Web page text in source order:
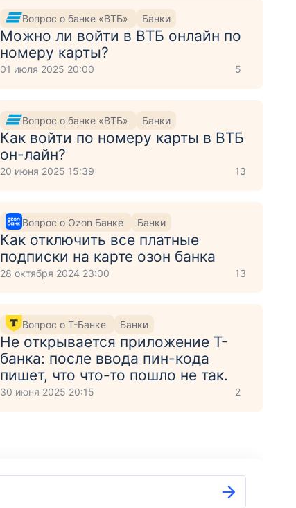
Вопрос о банке «ВТБ» Банки
Можно ли войти в ВТБ онлайн по
номеру карты?
01 июля 2025 20:00 5
Вопрос о банке «ВТБ» Банки
Как войти по номеру карты в ВТБ
он-лайн?
20 июня 2025 15:39 13
Вопрос о Ozon Банке Банки
Как отключить все платные
подписки на карте озон банка
28 октября 2024 23:00 13
Вопрос о Т-Банке Банки
Не открывается приложение Т-
банка: после ввода пин-кода
пишет, что что-то пошло не так.
30 июня 2025 20:15 2